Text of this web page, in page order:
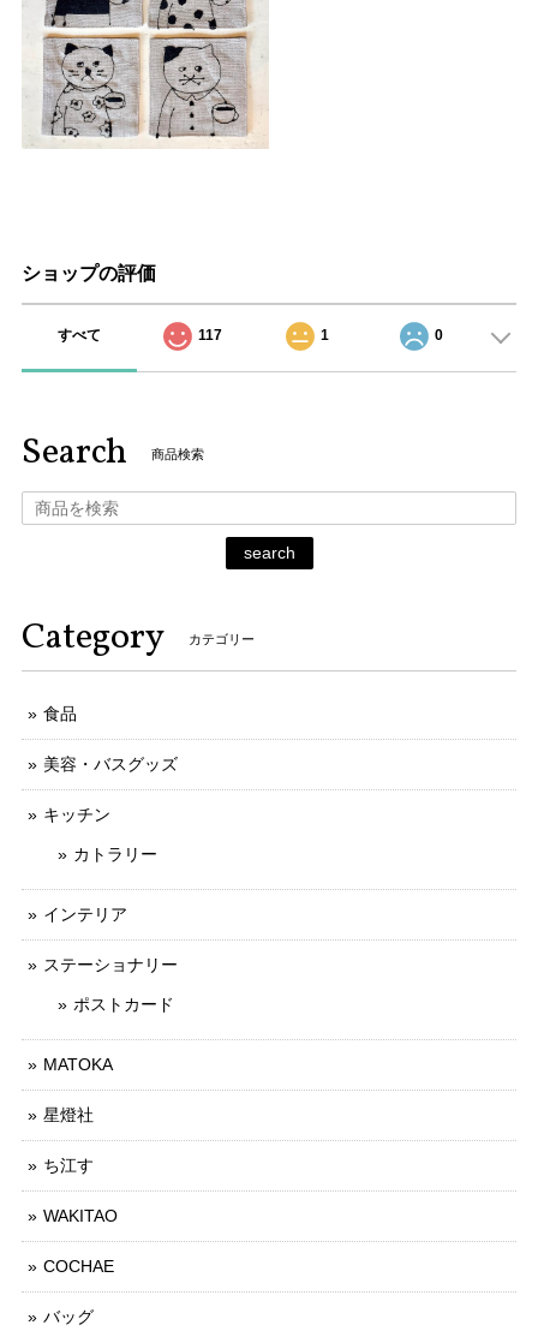
ショップの評価
すべて 117 1 0
Search 商品検索
search
Category カテゴリー
食品
美容・バスグッズ
キッチン
カトラリー
インテリア
ステーショナリー
ポストカード
MATOKA
星燈社
ち江す
WAKITAO
COCHAE
バッグ